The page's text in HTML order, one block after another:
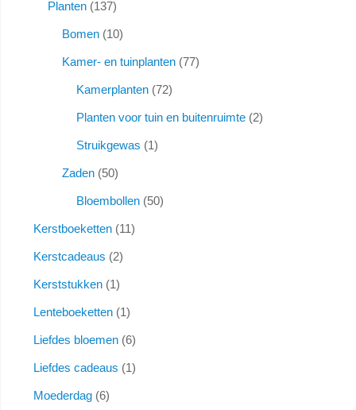
Planten 137
Bomen 10
Kamer- en tuinplanten 77
Kamerplanten 72
Planten voor tuin en buitenruimte 2
Struikgewas 1
Zaden 50
Bloembollen 50
Kerstboeketten 11
Kerstcadeaus 2
Kerststukken 1
Lenteboeketten 1
Liefdes bloemen 6
Liefdes cadeaus 1
Moederdag 6